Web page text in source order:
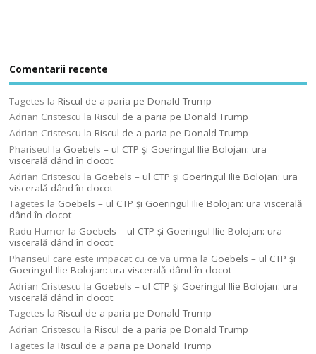
Comentarii recente
Tagetes laRiscul de a paria pe Donald Trump
Adrian Cristescu laRiscul de a paria pe Donald Trump
Adrian Cristescu laRiscul de a paria pe Donald Trump
Phariseul la Goebels – ul CTP şi Goeringul Ilie Bolojan: ura
viscerală dând în clocot
Adrian Cristescu la Goebels – ul CTP şi Goeringul Ilie Bolojan: ura
viscerală dând în clocot
Tagetes la Goebels – ul CTP şi Goeringul Ilie Bolojan: ura viscerală
dând în clocot
Radu Humor la Goebels – ul CTP şi Goeringul Ilie Bolojan: ura
viscerală dând în clocot
Phariseul care este impacat cu ce va urma la Goebels – ul CTP şi
Goeringul Ilie Bolojan: ura viscerală dând în clocot
Adrian Cristescu la Goebels – ul CTP şi Goeringul Ilie Bolojan: ura
viscerală dând în clocot
Tagetes laRiscul de a paria pe Donald Trump
Adrian Cristescu laRiscul de a paria pe Donald Trump
Tagetes laRiscul de a paria pe Donald Trump